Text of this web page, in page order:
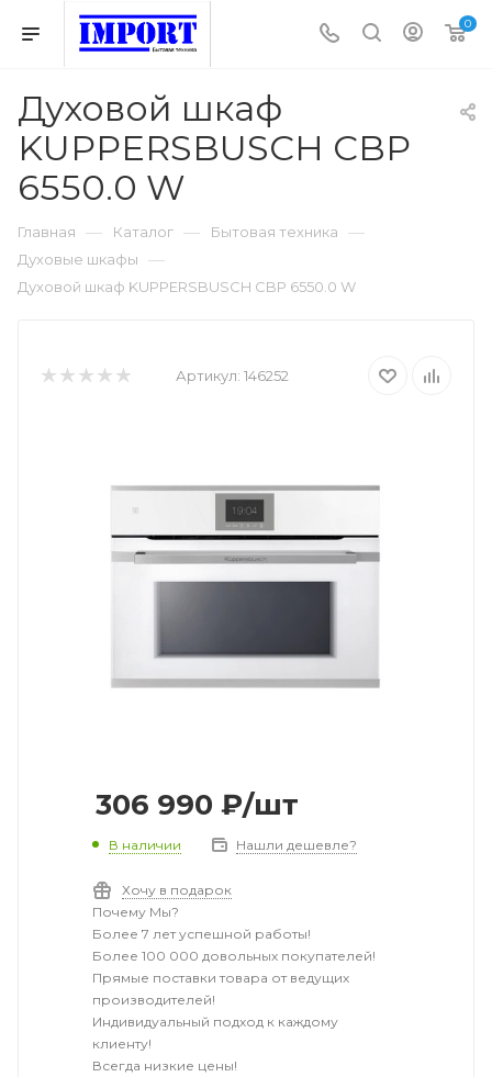
0
Духовой шкаф
KUPPERSBUSCH CBP
6550.0 W
Главная — Каталог — Бытовая техника —
Духовые шкафы —
Духовой шкаф KUPPERSBUSCH CBP 6550.0 W
Артикул: 146252
306 990 ₽/шт
В наличии Нашли дешевле?
Хочу в подарок
Почему Мы?
Более 7 лет успешной работы!
Более 100 000 довольных покупателей!
Прямые поставки товара от ведущих
производителей!
Индивидуальный подход к каждому
клиенту!
Всегда низкие цены!